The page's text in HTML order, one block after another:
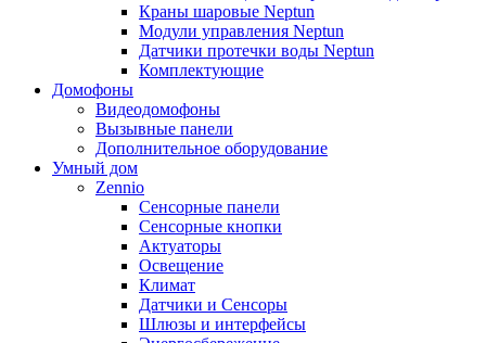
Краны шаровые Neptun
Модули управления Neptun
Датчики протечки воды Neptun
Комплектующие
Домофоны
Видеодомофоны
Вызывные панели
Дополнительное оборудование
Умный дом
Zennio
Сенсорные панели
Сенсорные кнопки
Актуаторы
Освещение
Климат
Датчики и Сенсоры
Шлюзы и интерфейсы